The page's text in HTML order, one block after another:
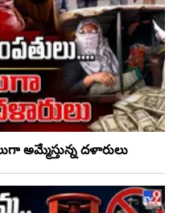
అమ్మేస్తున్న దళారులు